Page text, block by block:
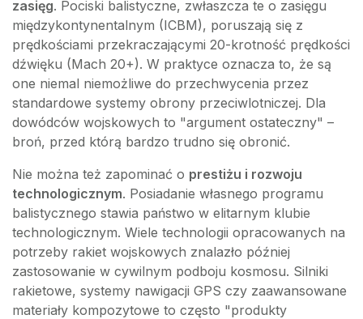
zasięg. Pociski balistyczne, zwłaszcza te o zasięgu
międzykontynentalnym (ICBM), poruszają się z
prędkościami przekraczającymi 20-krotność prędkości
dźwięku (Mach 20+). W praktyce oznacza to, że są
one niemal niemożliwe do przechwycenia przez
standardowe systemy obrony przeciwlotniczej. Dla
dowódców wojskowych to "argument ostateczny" –
broń, przed którą bardzo trudno się obronić.
Nie można też zapominać o prestiżu i rozwoju
technologicznym. Posiadanie własnego programu
balistycznego stawia państwo w elitarnym klubie
technologicznym. Wiele technologii opracowanych na
potrzeby rakiet wojskowych znalazło później
zastosowanie w cywilnym podboju kosmosu. Silniki
rakietowe, systemy nawigacji GPS czy zaawansowane
materiały kompozytowe to często "produkty